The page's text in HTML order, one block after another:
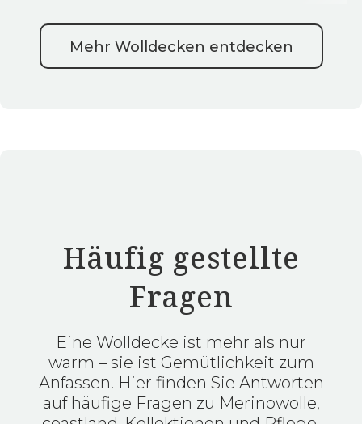
Coastland Wolldecke FireSideMoon
Mehr Wolldecken entdecken
Häufig gestellte
Fragen
Eine Wolldecke ist mehr als nur
warm – sie ist Gemütlichkeit zum
Anfassen. Hier finden Sie Antworten
auf häufige Fragen zu Merinowolle,